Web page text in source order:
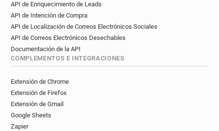
f******@ca-centreloire.fr
n***********@ca-centreloire.fr
d**********@ca-centreloire.fr
y**********@ca-centreloire.fr
g******@ca-centreloire.fr
n*********@ca-centreloire.fr
c*********@ca-centreloire.fr
v************@ca-centreloire.fr
c********@ca-centreloire.fr
API de Enriquecimiento de Leads
API de Intención de Compra
API de Localización de Correos Electrónicos Sociales
API de Correos Electrónicos Desechables
Documentación de la API
COMPLEMENTOS E INTEGRACIONES
Extensión de Chrome
Extensión de Firefox
Extensión de Gmail
Google Sheets
Zapier